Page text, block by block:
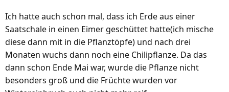
Ich hatte auch schon mal, dass ich Erde aus einer
Saatschale in einen Eimer geschüttet hatte(ich mische
diese dann mit in die Pflanztöpfe) und nach drei
Monaten wuchs dann noch eine Chilipflanze. Da das
dann schon Ende Mai war, wurde die Pflanze nicht
besonders groß und die Früchte wurden vor